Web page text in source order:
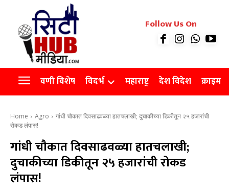
रियल इस्टेट
Videos
Agro
Follow Us On
वणी विशेष विदर्भ महाराष्ट्र देश विदेश क्राइम
Home Agro
गांधी चौकात दिवसाढवळ्या हातचलाखी; दुचाकीच्या डिकीतून २५ हजारांची
रोकड लंपास!
गांधी चौकात दिवसाढवळ्या हातचलाखी;
दुचाकीच्या डिकीतून २५ हजारांची रोकड
लंपास!